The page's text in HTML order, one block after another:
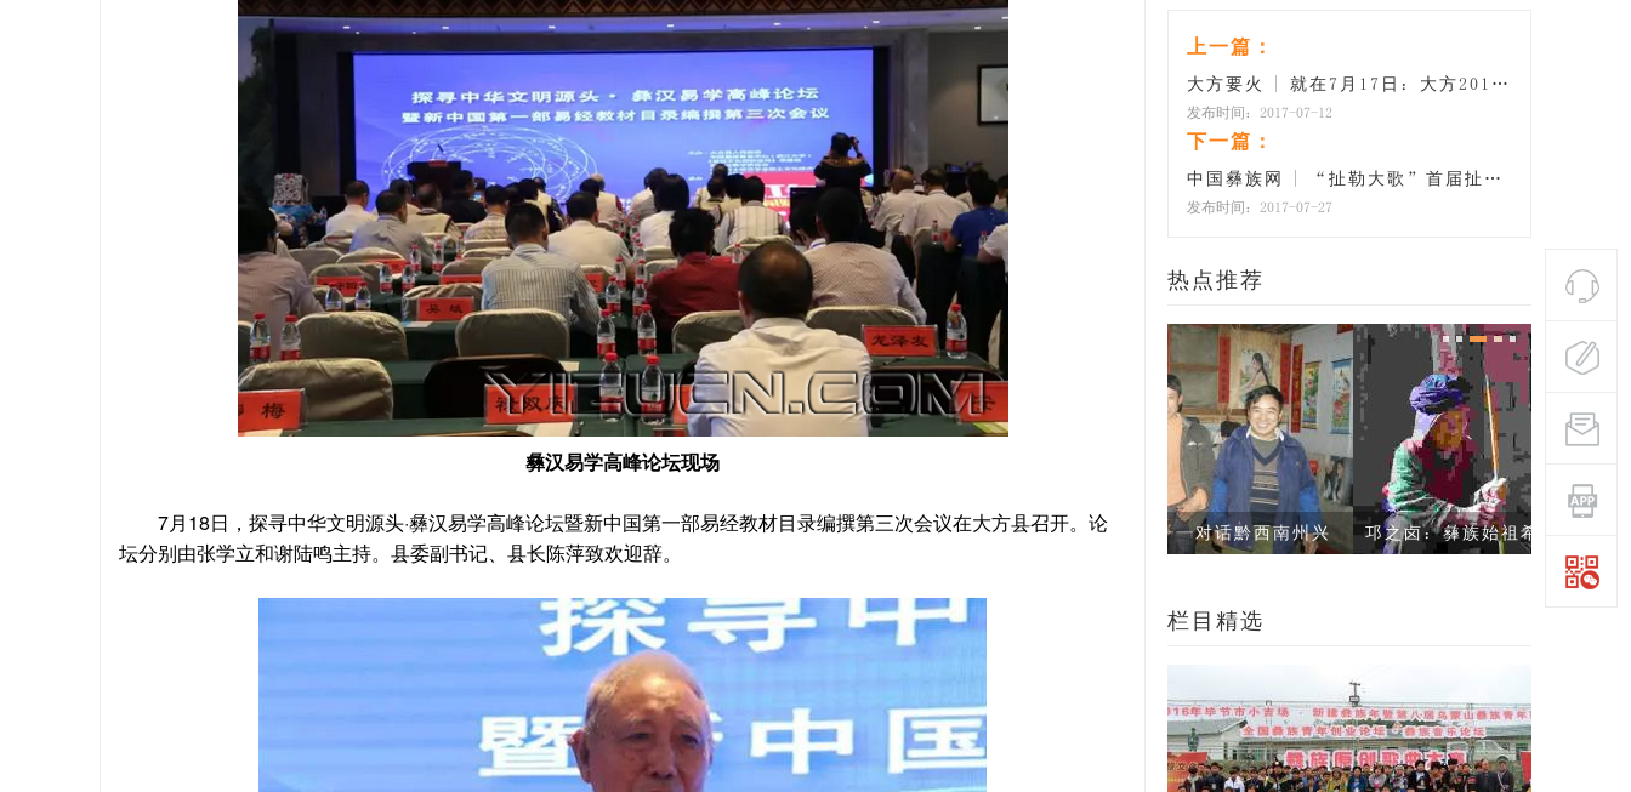
彝汉易学高峰论坛现场
7月18日，探寻中华文明源头·彝汉易学高峰论坛暨新中国第一部易经教材目录编撰第三次会议在大方县召开。 论
坛分别由张学立和谢陆鸣主持。县委副书记、县长陈萍致欢迎辞。
上一篇：
大方要火 | 就在7月17日：大方2017夏季避暑旅游推介暨彝族火把节系列活动盛大来袭
发布时间：2017-07-12
下一篇：
中国彝族网 | “扯勒大歌”首届扯勒文化艺术节暨七星关区2017年彝族火把节公告
发布时间：2017-07-27
热点推荐
贵州省毕节彝文双语职业学校应邀参加 阿里瓦萨：印象大方 精神回归的守护者——对话黔西南州兴 邛之卤：彝族始祖希慕遮原住地
栏目精选